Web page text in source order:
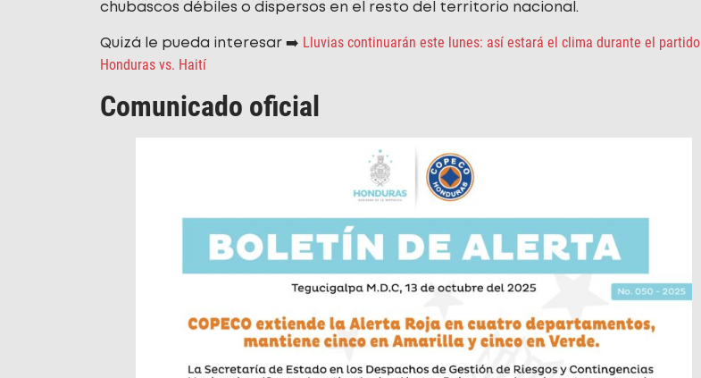
chubascos débiles o dispersos en el resto del territorio nacional.
Quizá le pueda interesar ➡️ Lluvias continuarán este lunes: así estará el clima durante el partido
Honduras vs. Haití
Comunicado oficial